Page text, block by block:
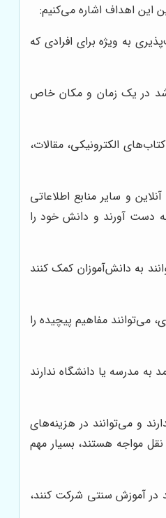
این اهداف اشاره می‌کنیم:
به ویژه برای افرادی که
باشد در یک زمان و مکان خاص
الکترونیکی، مقالات،
و سایر منابع اطلاعاتی
دست آورند و دانش خود را
به دانش‌آموزان کمک کنند
می‌توانند مفاهیم پیچیده را
مدرسه یا دانشگاه ندارند
و می‌توانند در هزینه‌های
مواجه هستند، بسیار مهم
در آموزش سنتی شرکت کنند،